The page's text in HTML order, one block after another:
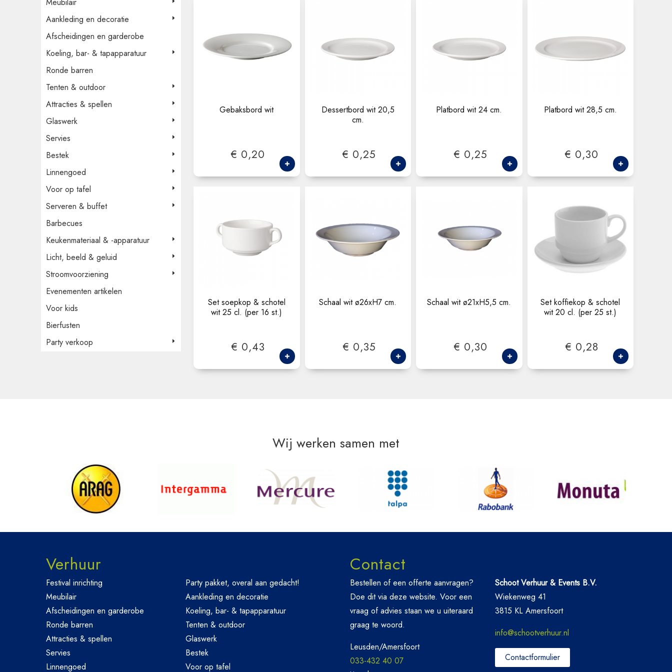
Aankleding en decoratie
Afscheidingen en garderobe
Koeling, bar- & tapapparatuur
Ronde barren
Tenten & outdoor
Attracties & spellen
Glaswerk
Servies
Bestek
Linnengoed
Voor op tafel
Serveren & buffet
Barbecues
Keukenmateriaal & -apparatuur
Licht, beeld & geluid
Stroomvoorziening
Evenementen artikelen
Voor kids
Bierfusten
Party verkoop
Gebaksbord wit
€ 0,20
Dessertbord wit 20,5
cm.
€ 0,25
Platbord wit 24 cm.
€ 0,25
Platbord wit 28,5 cm.
€ 0,30
Set soepkop & schotel
wit 25 cl. (per 16 st.)
€ 0,43
Schaal wit ø26xH7 cm.
€ 0,35
Schaal wit ø21xH5,5 cm.
€ 0,30
Set koffiekop & schotel
wit 20 cl. (per 25 st.)
€ 0,28
Wij werken samen met
Verhuur
Festival inrichting
Party pakket, overal aan gedacht!
Meubilair
Aankleding en decoratie
Afscheidingen en garderobe
Koeling, bar- & tapapparatuur
Ronde barren
Tenten & outdoor
Attracties & spellen
Glaswerk
Servies
Bestek
Linnengoed
Voor op tafel
Contact
Bestellen of een offerte aanvragen?
Doe dit via deze website. Voor een
vraag of advies staan we u uiteraard
graag te woord.
Leusden/Amersfoort
033-432 40 07
Schoot Verhuur & Events B.V.
Wiekenweg 41
3815 KL Amersfoort
info@schootverhuur.nl
Contactformulier